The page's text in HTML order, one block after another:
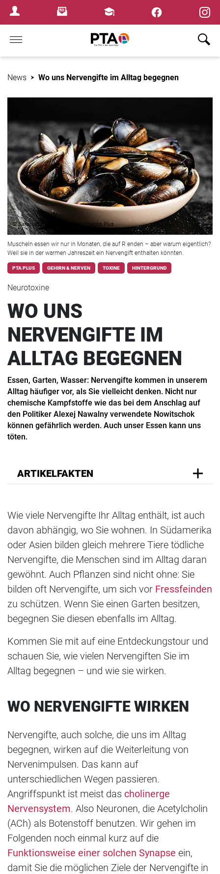
Login MenuNewsletterFortbildungen
Home
News Wo uns Nervengifte im Alltag begegnen
© SarapulSar38/iStock/Getty Images Plus
Muscheln essen wir nur in Monaten, die auf R enden – aber warum eigentlich?
Weil sie in der warmen Jahreszeit ein Nervengift enthalten könnten.
PTA PLUS GEHIRN & NERVEN TOXINE HINTERGRUND
Neurotoxine
WO UNS
NERVENGIFTE IM
ALLTAG BEGEGNEN
Essen, Garten, Wasser: Nervengifte kommen in unserem
Alltag häufiger vor, als Sie vielleicht denken. Nicht nur
chemische Kampfstoffe wie das bei dem Anschlag auf
den Politiker Alexej Nawalny verwendete Nowitschok
können gefährlich werden. Auch unser Essen kann uns
töten.
ARTIKELFAKTEN
Wie viele Nervengifte Ihr Alltag enthält, ist auch
davon abhängig, wo Sie wohnen. In Südamerika
oder Asien bilden gleich mehrere Tiere tödliche
Nervengifte, die Menschen sind im Alltag daran
gewöhnt. Auch Pflanzen sind nicht ohne: Sie
bilden oft Nervengifte, um sich vor Fressfeinden
zu schützen. Wenn Sie einen Garten besitzen,
begegnen Sie diesen ebenfalls im Alltag.
Kommen Sie mit auf eine Entdeckungstour und
schauen Sie, wie vielen Nervengiften Sie im
Alltag begegnen – und wie sie wirken.
WO NERVENGIFTE WIRKEN
Nervengifte, auch solche, die uns im Alltag
begegnen, wirken auf die Weiterleitung von
Nervenimpulsen. Das kann auf
unterschiedlichen Wegen passieren.
Angriffspunkt ist meist das cholinerge
Nervensystem. Also Neuronen, die Acetylcholin
(ACh) als Botenstoff benutzen. Wir gehen im
Folgenden noch einmal kurz auf die
Funktionsweise einer solchen Synapse ein,
damit Sie die möglichen Ziele der Nervengifte in
×